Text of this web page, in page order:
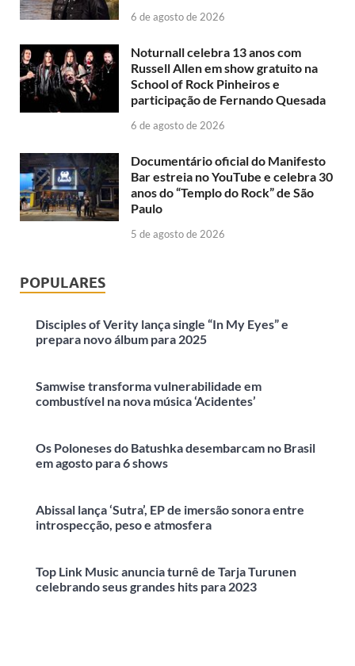
6 de agosto de 2026
Noturnall celebra 13 anos com
Russell Allen em show gratuito na
School of Rock Pinheiros e
participação de Fernando Quesada
6 de agosto de 2026
Documentário oficial do Manifesto
Bar estreia no YouTube e celebra 30
anos do “Templo do Rock” de São
Paulo
5 de agosto de 2026
POPULARES
Disciples of Verity lança single “In My Eyes” e
prepara novo álbum para 2025
Samwise transforma vulnerabilidade em
combustível na nova música ‘Acidentes’
Os Poloneses do Batushka desembarcam no Brasil
em agosto para 6 shows
Abissal lança ‘Sutra’, EP de imersão sonora entre
introspecção, peso e atmosfera
Top Link Music anuncia turnê de Tarja Turunen
celebrando seus grandes hits para 2023